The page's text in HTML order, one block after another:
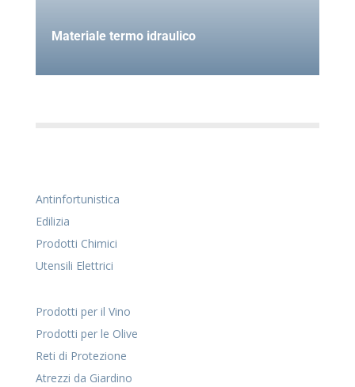
Materiale termo idraulico
Antinfortunistica
Edilizia
Prodotti Chimici
Utensili Elettrici
Prodotti per il Vino
Prodotti per le Olive
Reti di Protezione
Atrezzi da Giardino